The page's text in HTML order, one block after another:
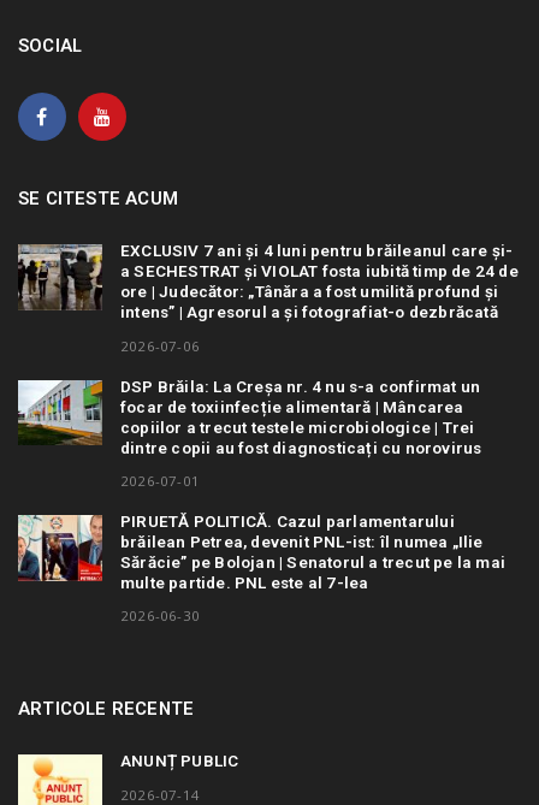
SOCIAL
SE CITESTE ACUM
EXCLUSIV 7 ani și 4 luni pentru brăileanul care și-
a SECHESTRAT și VIOLAT fosta iubită timp de 24 de
ore | Judecător: „Tânăra a fost umilită profund și
intens” | Agresorul a și fotografiat-o dezbrăcată
2026-07-06
DSP Brăila: La Creșa nr. 4 nu s-a confirmat un
focar de toxiinfecție alimentară | Mâncarea
copiilor a trecut testele microbiologice | Trei
dintre copii au fost diagnosticați cu norovirus
2026-07-01
PIRUETĂ POLITICĂ. Cazul parlamentarului
brăilean Petrea, devenit PNL-ist: îl numea „Ilie
Sărăcie” pe Bolojan | Senatorul a trecut pe la mai
multe partide. PNL este al 7-lea
2026-06-30
ARTICOLE RECENTE
ANUNȚ PUBLIC
2026-07-14